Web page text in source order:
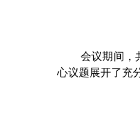
会议期间，
心议题展开了充